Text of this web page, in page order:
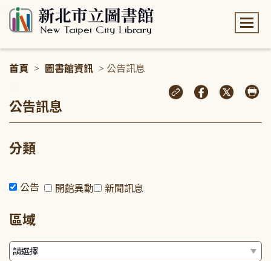
首頁 > 圖書館資訊 > 公告訊息
公告訊息
分類
公告 開館異動 新聞訊息
區域